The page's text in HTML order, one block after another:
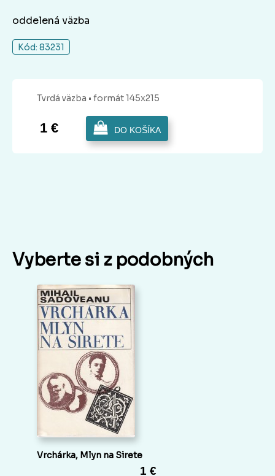
oddelená väzba
Kód: 83231
Tvrdá väzba • formát 145x215
1 € DO KOŠÍKA
Vyberte si z podobných
Vrchárka, Mlyn na Sirete
1 €